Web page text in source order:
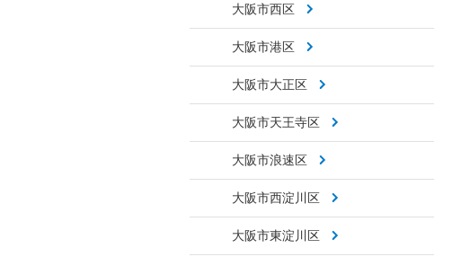
大阪市西区
大阪市港区
大阪市大正区
大阪市天王寺区
大阪市浪速区
大阪市西淀川区
大阪市東淀川区